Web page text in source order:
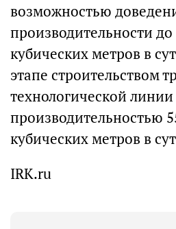
возможностью
производительности до
кубических метров в
этапе строительством
технологической линии
производительностью
кубических метров в
IRK.ru